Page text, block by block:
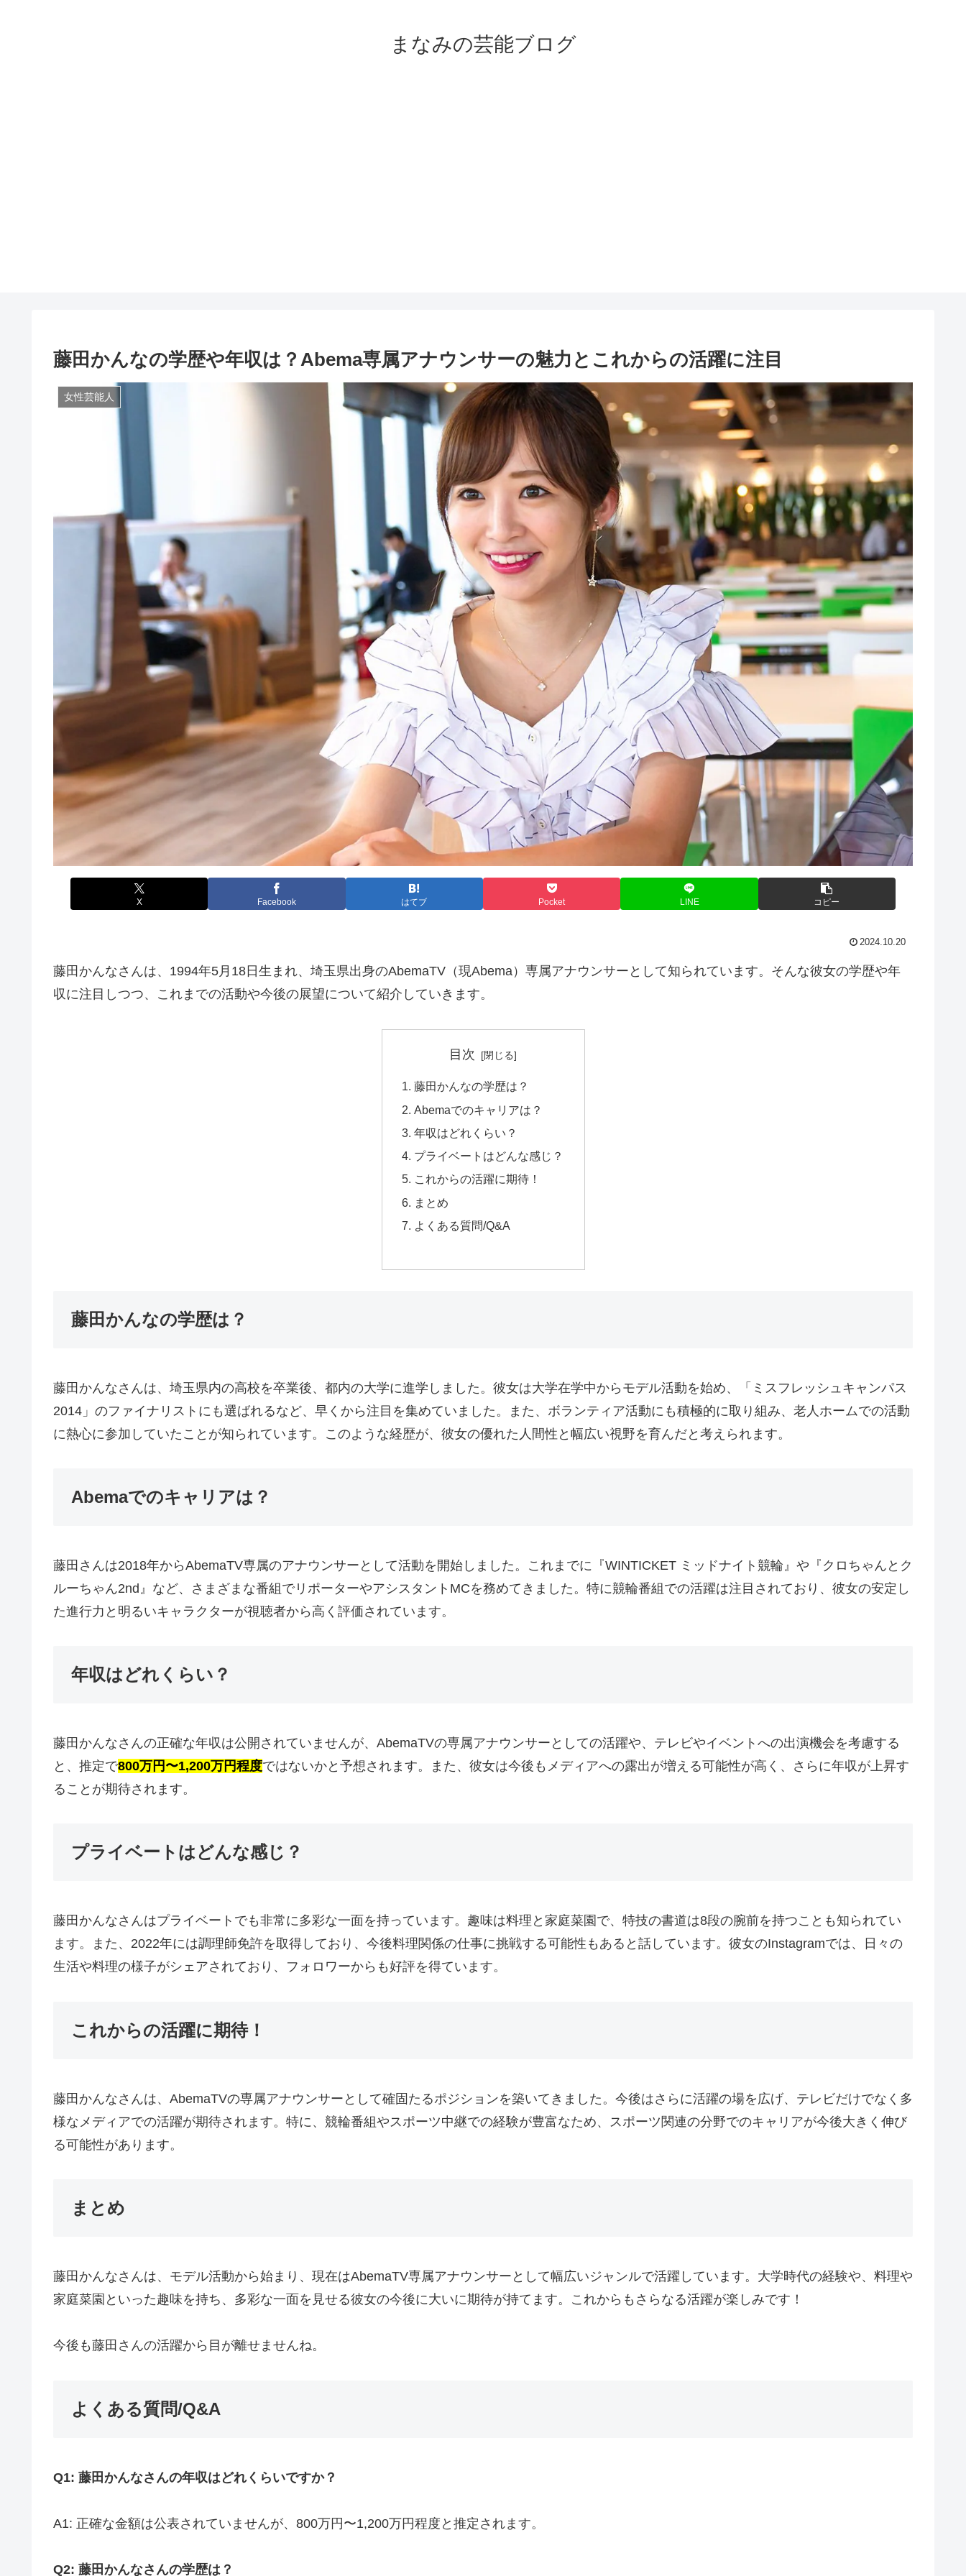
まなみの芸能ブログ
藤田かんなの学歴や年収は？Abema専属アナウンサーの魅力とこれからの活躍に注目
女性芸能人
X Facebook はてブ Pocket LINE コピー
2024.10.20
藤田かんなさんは、1994年5月18日生まれ、埼玉県出身のAbemaTV（現Abema）専属アナウンサーとして知られています。そんな彼女の学歴や年
収に注目しつつ、これまでの活動や今後の展望について紹介していきます。
目次
藤田かんなの学歴は？
Abemaでのキャリアは？
年収はどれくらい？
プライベートはどんな感じ？
これからの活躍に期待！
まとめ
よくある質問/Q&A
藤田かんなの学歴は？
藤田かんなさんは、埼玉県内の高校を卒業後、都内の大学に進学しました。彼女は大学在学中からモデル活動を始め、「ミスフレッシュキャンパス
2014」のファイナリストにも選ばれるなど、早くから注目を集めていました。また、ボランティア活動にも積極的に取り組み、老人ホームでの活動
に熱心に参加していたことが知られています。このような経歴が、彼女の優れた人間性と幅広い視野を育んだと考えられます。
Abemaでのキャリアは？
藤田さんは2018年からAbemaTV専属のアナウンサーとして活動を開始しました。これまでに『WINTICKET ミッドナイト競輪』や『クロちゃんとク
ルーちゃん2nd』など、さまざまな番組でリポーターやアシスタントMCを務めてきました。特に競輪番組での活躍は注目されており、彼女の安定し
た進行力と明るいキャラクターが視聴者から高く評価されています。
年収はどれくらい？
藤田かんなさんの正確な年収は公開されていませんが、AbemaTVの専属アナウンサーとしての活躍や、テレビやイベントへの出演機会を考慮する
と、推定で800万円〜1,200万円程度ではないかと予想されます。また、彼女は今後もメディアへの露出が増える可能性が高く、さらに年収が上昇す
ることが期待されます。
プライベートはどんな感じ？
藤田かんなさんはプライベートでも非常に多彩な一面を持っています。趣味は料理と家庭菜園で、特技の書道は8段の腕前を持つことも知られてい
ます。また、2022年には調理師免許を取得しており、今後料理関係の仕事に挑戦する可能性もあると話しています。彼女のInstagramでは、日々の
生活や料理の様子がシェアされており、フォロワーからも好評を得ています。
これからの活躍に期待！
藤田かんなさんは、AbemaTVの専属アナウンサーとして確固たるポジションを築いてきました。今後はさらに活躍の場を広げ、テレビだけでなく多
様なメディアでの活躍が期待されます。特に、競輪番組やスポーツ中継での経験が豊富なため、スポーツ関連の分野でのキャリアが今後大きく伸び
る可能性があります。
まとめ
藤田かんなさんは、モデル活動から始まり、現在はAbemaTV専属アナウンサーとして幅広いジャンルで活躍しています。大学時代の経験や、料理や
家庭菜園といった趣味を持ち、多彩な一面を見せる彼女の今後に大いに期待が持てます。これからもさらなる活躍が楽しみです！
今後も藤田さんの活躍から目が離せませんね。
よくある質問/Q&A
Q1: 藤田かんなさんの年収はどれくらいですか？
A1: 正確な金額は公表されていませんが、800万円〜1,200万円程度と推定されます。
Q2: 藤田かんなさんの学歴は？